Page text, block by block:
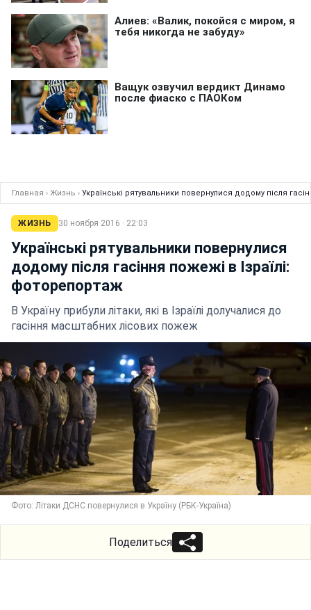
Главная › Жизнь › Українські рятувальники повернулися додому після
ЖИЗНЬ 30 ноября 2016 · 22:03
Українські рятувальники повернулися
додому після гасіння пожежі в Ізраїлі:
фоторепортаж
В Україну прибули літаки, які в Ізраїлі долучалися до
гасіння масштабних лісових пожеж
Фото: Літаки ДСНС повернулися в Україну (РБК-Україна)
Поделиться